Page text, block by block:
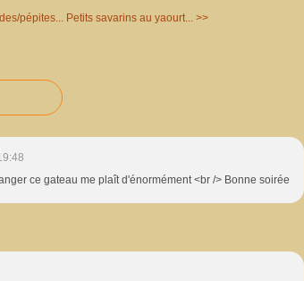
pépites... Petits savarins au yaourt... >>
ce gateau me plaît d'énormément <br /> Bonne soirée